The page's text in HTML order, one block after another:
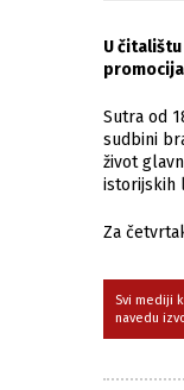
U
Sutra od
sudbini
život
istorijskih
Za
Svi mediji
navedu